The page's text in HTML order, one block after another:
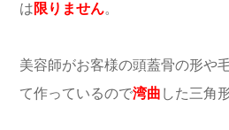
は限りません。
美容師がお客様の頭蓋骨の形や
て作っているので湾曲 した三角